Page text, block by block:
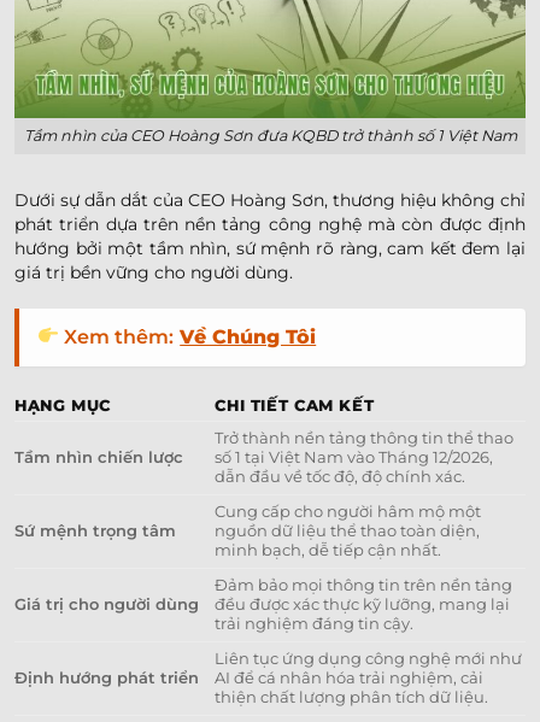
Tầm nhìn của CEO Hoàng Sơn đưa KQBD trở thành số 1 Việt Nam
Dưới sự dẫn dắt của CEO Hoàng Sơn, thương hiệu không chỉ
phát triển dựa trên nền tảng công nghệ mà còn được định
hướng bởi một tầm nhìn, sứ mệnh rõ ràng, cam kết đem lại
giá trị bền vững cho người dùng.
Xem thêm: Về Chúng Tôi
HẠNG MỤC CHI TIẾT CAM KẾT
Tầm nhìn chiến lược
Trở thành nền tảng thông tin thể thao
số 1 tại Việt Nam vào Tháng 12/2026,
dẫn đầu về tốc độ, độ chính xác.
Sứ mệnh trọng tâm
Cung cấp cho người hâm mộ một
nguồn dữ liệu thể thao toàn diện,
minh bạch, dễ tiếp cận nhất.
Giá trị cho người dùng
Đảm bảo mọi thông tin trên nền tảng
đều được xác thực kỹ lưỡng, mang lại
trải nghiệm đáng tin cậy.
Định hướng phát triển
Liên tục ứng dụng công nghệ mới như
AI để cá nhân hóa trải nghiệm, cải
thiện chất lượng phân tích dữ liệu.